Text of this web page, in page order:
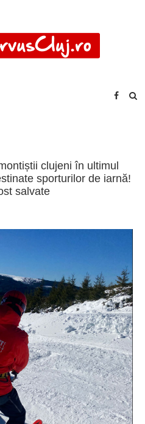
clujeni în ultimul
sporturilor de iarnă!
salvate